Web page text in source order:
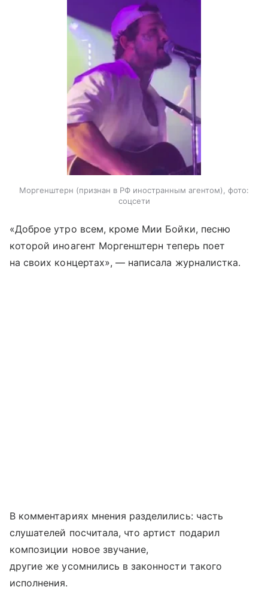
Моргенштерн (признан в РФ иностранным агентом), фото:
соцсети
«Доброе утро всем, кроме Мии Бойки, песню
которой иноагент Моргенштерн теперь поет
на своих концертах», — написала журналистка.
В комментариях мнения разделились: часть
слушателей посчитала, что артист подарил
композиции новое звучание,
другие же усомнились в законности такого
исполнения.